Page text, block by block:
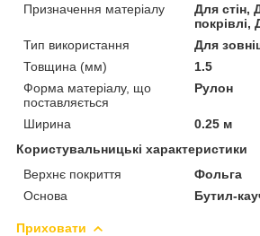
Призначення матеріалу
Для стін,
покрівлі,
Тип використання
Для
Товщина (мм)
1.5
Форма матеріалу, що
поставляється
Рулон
Ширина
0.25 м
Користувальницькі характеристики
Верхнє покриття
Фольга
Основа
Бутил-
Приховати